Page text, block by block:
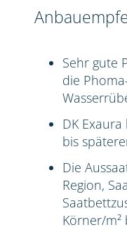
Sehr gute
die
DK
bis
Die
Region,
Körner/m²